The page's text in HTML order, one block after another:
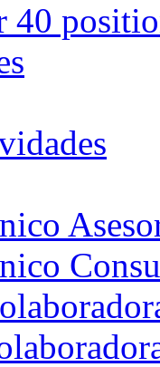
40